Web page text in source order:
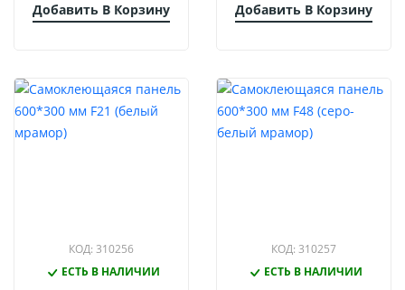
Добавить В Корзину Добавить В Корзину
КОД: 310256
ЕСТЬ В НАЛИЧИИ
КОД: 310257
ЕСТЬ В НАЛИЧИИ